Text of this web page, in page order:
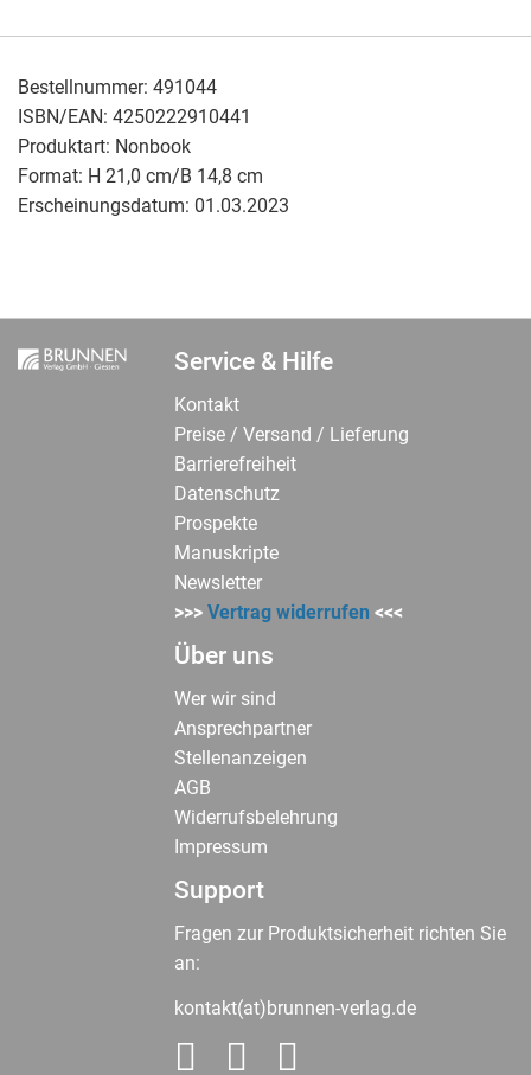
Bestellnummer: 491044
ISBN/EAN: 4250222910441
Produktart: Nonbook
Format: H 21,0 cm/B 14,8 cm
Erscheinungsdatum: 01.03.2023
Service & Hilfe
Kontakt
Preise / Versand / Lieferung
Barrierefreiheit
Datenschutz
Prospekte
Manuskripte
Newsletter
>>>Vertrag widerrufen <<<
Über uns
Wer wir sind
Ansprechpartner
Stellenanzeigen
AGB
Widerrufsbelehrung
Impressum
Support
Fragen zur Produktsicherheit richten Sie
an:
kontakt(at)brunnen-verlag.de